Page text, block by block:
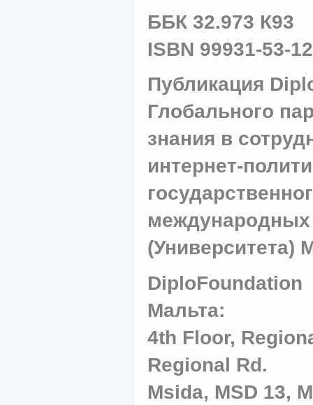
ББК 32.973 К93
ISBN 99931-53-
Публикация
Глобального
знания в
интернет-
(Университета)
DiploFoundation
Мальта:
4th Floor,
Regional Rd.
Msida, MSD 13,